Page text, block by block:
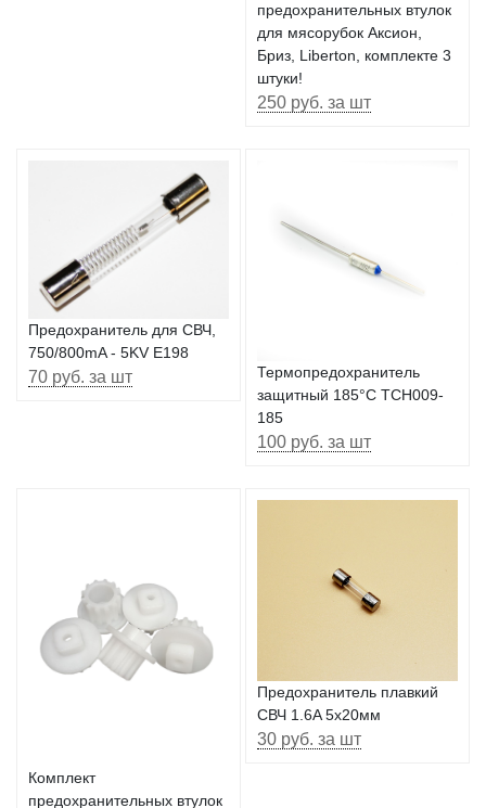
предохранительных втулок
для мясорубок Аксион,
Бриз, Liberton, комплекте 3
штуки!
250 руб. за шт
Предохранитель для СВЧ,
750/800mA - 5KV E198
70 руб. за шт
Термопредохранитель
защитный 185°C TCH009-
185
100 руб. за шт
Комплект
предохранительных втулок
Предохранитель плавкий
СВЧ 1.6A 5x20мм
30 руб. за шт